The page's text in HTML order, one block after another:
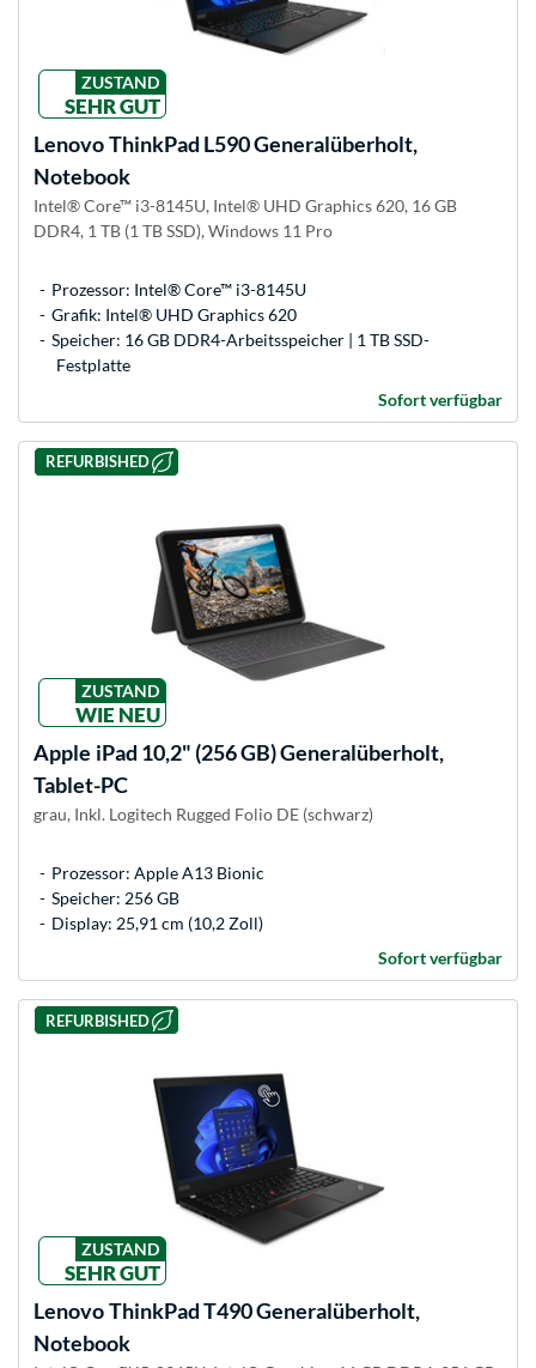
ZUSTAND
SEHR GUT
LenovoThinkPad L590 Generalüberholt,
Notebook
Intel® Core™ i3-8145U, Intel® UHD Graphics 620, 16 GB
DDR4, 1 TB (1 TB SSD), Windows 11 Pro
Prozessor: Intel® Core™ i3-8145U
Grafik: Intel® UHD Graphics 620
Speicher: 16 GB DDR4-Arbeitsspeicher | 1 TB SSD-
Festplatte
Sofort verfügbar
REFURBISHED
ZUSTAND
WIE NEU
Apple iPad 10,2" (256 GB) Generalüberholt,
Tablet-PC
grau, Inkl. Logitech Rugged Folio DE (schwarz)
Prozessor: Apple A13 Bionic
Speicher: 256 GB
Display: 25,91 cm (10,2 Zoll)
Sofort verfügbar
REFURBISHED
ZUSTAND
SEHR GUT
LenovoThinkPad T490 Generalüberholt,
Notebook